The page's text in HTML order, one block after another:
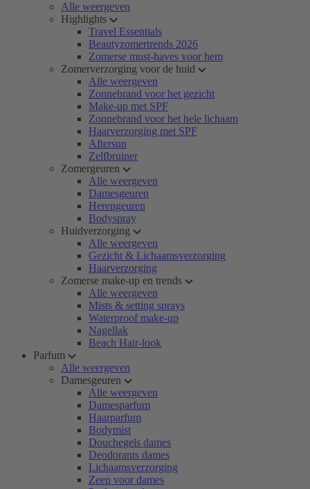
Alle weergeven
Highlights
Travel Essentials
Beautyzomertrends 2026
Zomerse must-haves voor hem
Zomerverzorging voor de huid
Alle weergeven
Zonnebrand voor het gezicht
Make-up met SPF
Zonnebrand voor het hele lichaam
Haarverzorging met SPF
Aftersun
Zelfbruiner
Zomergeuren
Alle weergeven
Damesgeuren
Herengeuren
Bodyspray
Huidverzorging
Alle weergeven
Gezicht & Lichaamsverzorging
Haarverzorging
Zomerse make-up en trends
Alle weergeven
Mists & setting sprays
Waterproof make-up
Nagellak
Beach Hair-look
Parfum
Alle weergeven
Damesgeuren
Alle weergeven
Damesparfum
Haarparfum
Bodymist
Douchegels dames
Deodorants dames
Lichaamsverzorging
Zeep voor dames